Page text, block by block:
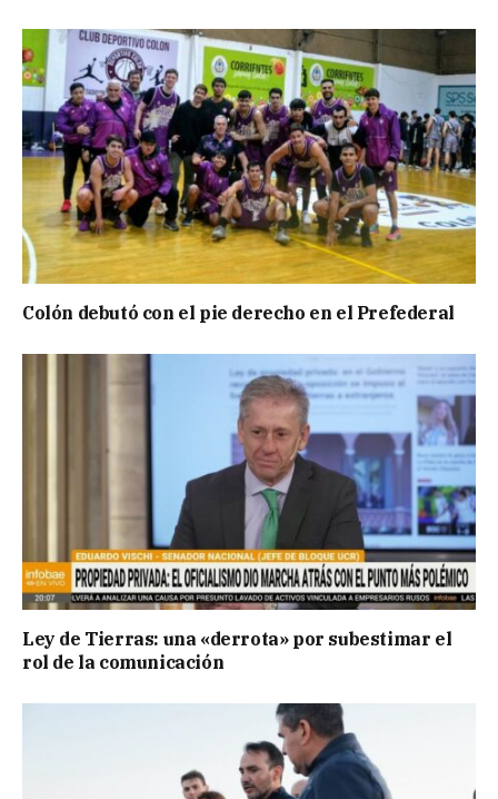
Colón debutó con el pie derecho en el Prefederal
Ley de Tierras: una «derrota» por subestimar el
rol de la comunicación